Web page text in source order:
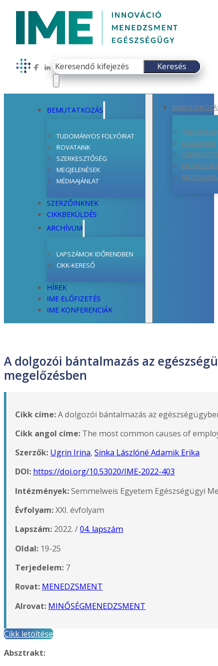
Follow us on Facebook
Follow us on LinkedIn
Keresés
Keresés
BEMUTATKOZÁS
TUDOMÁNYOS FOLYÓIRAT
ROVATAINK
SZERKESZTŐSÉG
MEGJELENÉSEK
MÉDIAAJÁNLAT
SZERZŐINKNEK
CIKKBEKÜLDÉS
ARCHÍVUM
LAPSZÁMOK IDŐRENDBEN
CIKK-KERESŐ
HÍREK
IME ELŐFIZETÉS
IME KONFERENCIÁK
ROVATAINK
A dolgozói bántalmazás az
megelőzésben
Cikk címe:A dolgozói bántalmazás az
Cikk angol címe: The most common causes of
Szerzők: Ugrin Irina,Sinka Lászlóné Adamik Erika
DOI: https://doi.org/10.53020/IME-2022-403
Intézmények:Semmelweis Egyetem Egészségügyi
Évfolyam:XXI. évfolyam
Lapszám: 2022. /04. lapszám
Oldal: 19-25
Terjedelem: 7
Rovat: MENEDZSMENT
Alrovat: MINŐSÉGMENEDZSMENT
Cikk letöltése
Absztrakt: